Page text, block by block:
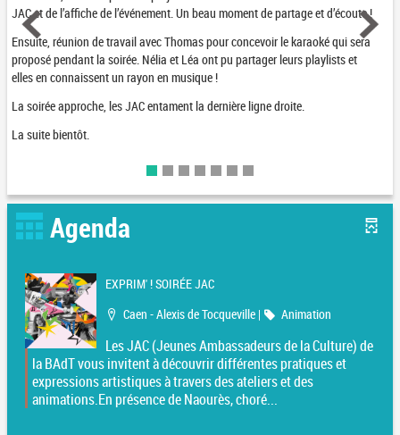
JAC et de l’affiche de l’événement. Un beau moment de partage et d’écoute !
Ensuite, réunion de travail avec Thomas pour concevoir le karaoké qui sera
proposé pendant la soirée. Nélia et Léa ont pu partager leurs playlists et
elles en connaissent un rayon en musique !
La soirée approche, les JAC entament la dernière ligne droite.
La suite bientôt.
Agenda
EXPRIM' ! SOIRÉE JAC
Localisation
Caen - Alexis de Tocqueville | Catégorie
Animation
Les JAC (Jeunes Ambassadeurs de la Culture) de
la BAdT vous invitent à découvrir différentes pratiques et
expressions artistiques à travers des ateliers et des
animations.En présence de Naourès, choré...